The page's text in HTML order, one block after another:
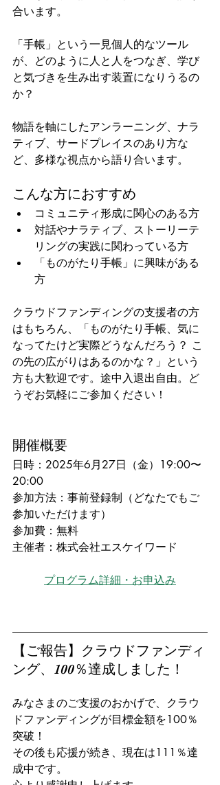
合います。
「手帳」という一見個人的なツール
が、どのように人と人をつなぎ、学び
と気づきを生み出す装置になりうるの
か？
物語を軸にしたアンラーニング、ナラ
ティブ、サードプレイスのあり方な
ど、多様な視点から語り合います。
こんな方におすすめ
コミュニティ形成に関心のある方
対話やナラティブ、ストーリーテ
リングの実践に関わっている方
「ものがたり手帳」に興味がある
方
クラウドファンディングの支援者の方
はもちろん、「ものがたり手帳、気に
なってたけど実際どうなんだろう？ こ
の先の広がりはあるのかな？」という
方も大歓迎です。途中入退出自由。ど
うぞお気軽にご参加ください！
開催概要
日時：2025年6月27日（金）19:00〜
20:00
参加方法：事前登録制（どなたでもご
参加いただけます）
参加費：無料
主催者：株式会社エスケイワード
プログラム詳細・お申込み
【ご報告】クラウドファンディ
ング、100％達成しました！
みなさまのご支援のおかげで、クラウ
ドファンディングが目標金額を100％
突破！
その後も応援が続き、現在は111％達
成中です。